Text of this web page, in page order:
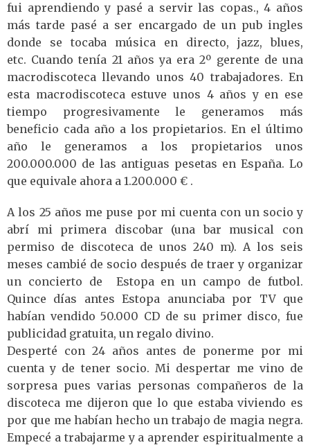
fui aprendiendo y pasé a servir las copas., 4 años
más tarde pasé a ser encargado de un pub ingles
donde se tocaba música en directo, jazz, blues,
etc. Cuando tenía 21 años ya era 2º gerente de una
macrodiscoteca llevando unos 40 trabajadores. En
esta macrodiscoteca estuve unos 4 años y en ese
tiempo progresivamente le generamos más
beneficio cada año a los propietarios. En el último
año le generamos a los propietarios unos
200.000.000 de las antiguas pesetas en España. Lo
que equivale ahora a 1.200.000 € .
A los 25 años me puse por mi cuenta con un socio y
abrí mi primera discobar (una bar musical con
permiso de discoteca de unos 240 m). A los seis
meses cambié de socio después de traer y organizar
un concierto de Estopa en un campo de futbol.
Quince días antes Estopa anunciaba por TV que
habían vendido 50.000 CD de su primer disco, fue
publicidad gratuita, un regalo divino.
Desperté con 24 años antes de ponerme por mi
cuenta y de tener socio. Mi despertar me vino de
sorpresa pues varias personas compañeros de la
discoteca me dijeron que lo que estaba viviendo es
por que me habían hecho un trabajo de magia negra.
Empecé a trabajarme y a aprender espiritualmente a